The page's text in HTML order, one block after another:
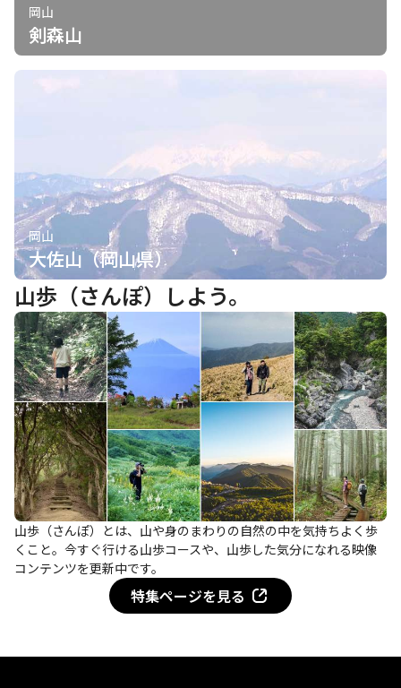
岡山
剣森山
岡山
大佐山（岡山県）
山歩（さんぽ）しよう。
山歩（さんぽ）とは、山や身のまわりの自然の中を気持ちよく歩
くこと。今すぐ行ける山歩コースや、山歩した気分になれる映像
コンテンツを更新中です。
特集ページを見る